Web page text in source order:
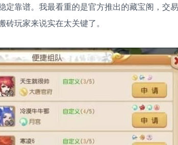
定靠谱。我最看重的是官方推出的藏宝阁，交
玩家来说实在太关键了。